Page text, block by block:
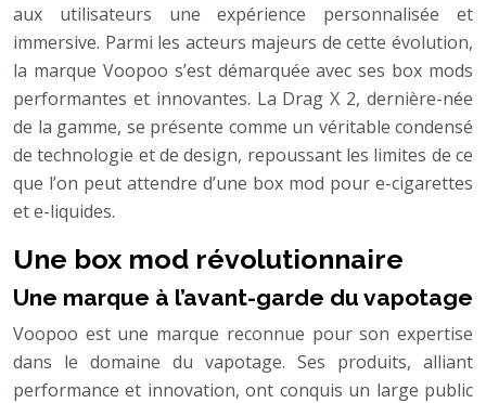
aux utilisateurs une expérience personnalisée et
immersive. Parmi les acteurs majeurs de cette évolution,
la marque Voopoo s’est démarquée avec ses box mods
performantes et innovantes. La Drag X 2, dernière-née
de la gamme, se présente comme un véritable condensé
de technologie et de design, repoussant les limites de ce
que l’on peut attendre d’une box mod pour e-cigarettes
et e-liquides.
Une box mod révolutionnaire
Une marque à l’avant-garde du vapotage
Voopoo est une marque reconnue pour son expertise
dans le domaine du vapotage. Ses produits, alliant
performance et innovation, ont conquis un large public